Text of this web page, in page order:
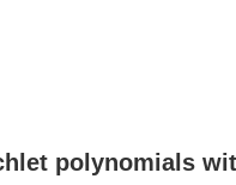
polynomials